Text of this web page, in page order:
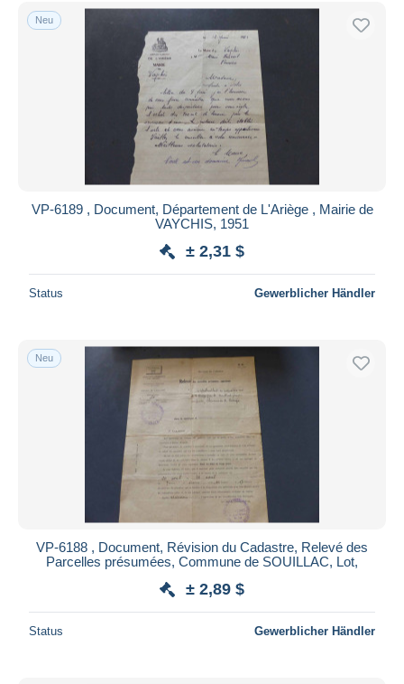
Neu
VP-6189 , Document, Département de L'Ariège , Mairie de
VAYCHIS, 1951
± 2,31 $
Status Gewerblicher Händler
Neu
VP-6188 , Document, Révision du Cadastre, Relevé des
Parcelles présumées, Commune de SOUILLAC, Lot,
± 2,89 $
Status Gewerblicher Händler